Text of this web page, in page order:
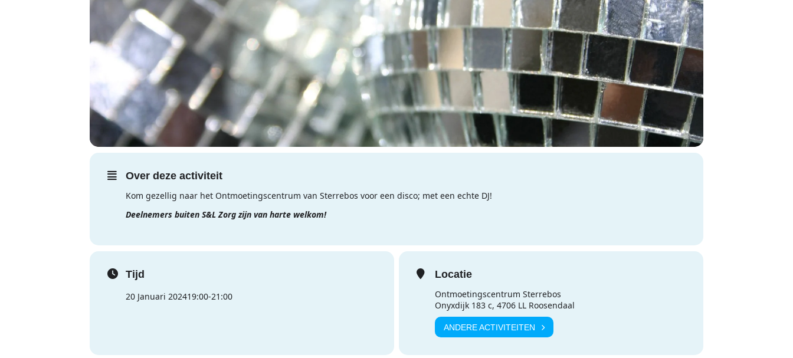
Over deze activiteit
Kom gezellig naar het Ontmoetingscentrum van Sterrebos voor een disco; met een echte DJ!
Deelnemers buiten S&L Zorg zijn van harte welkom!
Tijd
20 Januari 202419:00-21:00
Locatie
Ontmoetingscentrum Sterrebos
Onyxdijk 183 c, 4706 LL Roosendaal
ANDERE ACTIVITEITEN